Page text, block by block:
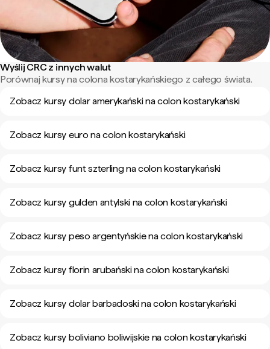
Wyślij CRC z innych walut
Porównaj kursy na colona kostarykańskiego z całego świata.
Zobacz kursy dolar amerykański na colon kostarykański
Zobacz kursy euro na colon kostarykański
Zobacz kursy funt szterling na colon kostarykański
Zobacz kursy gulden antylski na colon kostarykański
Zobacz kursy peso argentyńskie na colon kostarykański
Zobacz kursy florin arubański na colon kostarykański
Zobacz kursy dolar barbadoski na colon kostarykański
Zobacz kursy boliviano boliwijskie na colon kostarykański